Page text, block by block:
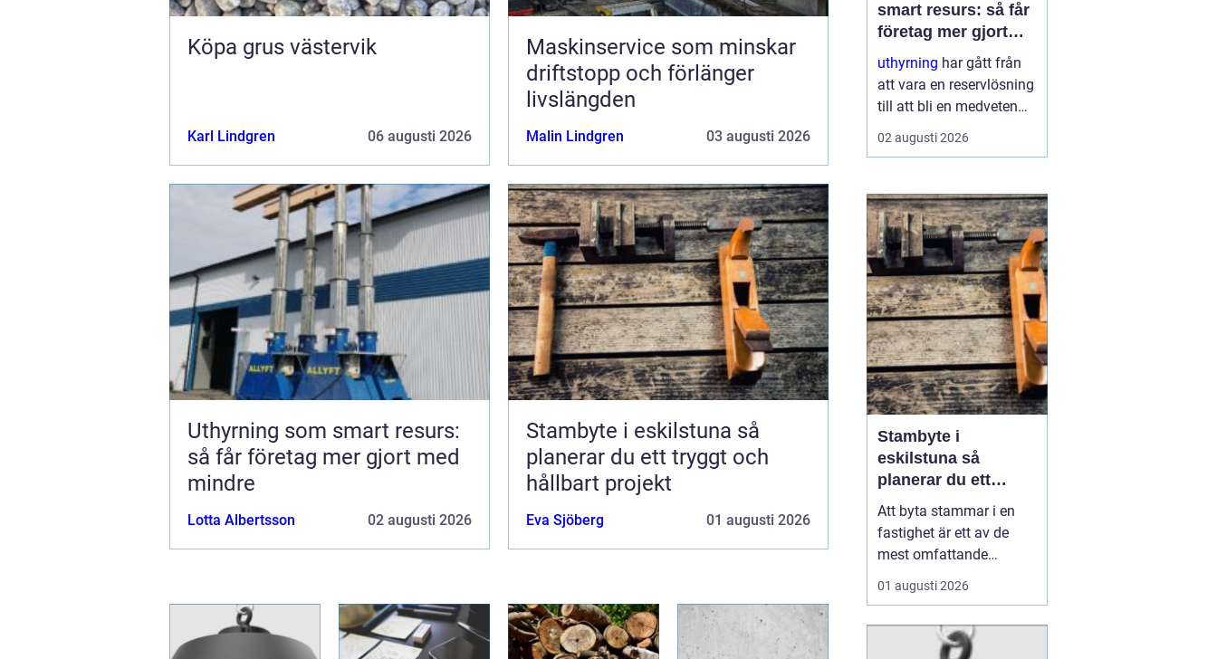
Köpa grus västervik
Karl Lindgren 06 augusti 2026
Maskinservice som minskar
driftstopp och förlänger
livslängden
Malin Lindgren 03 augusti 2026
Uthyrning som smart resurs:
så får företag mer gjort med
mindre
Lotta Albertsson 02 augusti 2026
Stambyte i eskilstuna så
planerar du ett tryggt och
hållbart projekt
Eva Sjöberg 01 augusti 2026
smart resurs: så får
företag mer gjort
med mindre
uthyrning har gått från
att vara en reservlösning
till att bli en medveten
strategi för många
företag. I stället för att
utrustning väljer allt fler
att hyra. Det frigör både
pengar o...
02 augusti 2026
Stambyte i
eskilstuna så
planerar du ett
tryggt och hållbart
projekt
Att byta stammar i en
fastighet är ett av de
mest omfattande
ingreppen som kan
göras i ett hus.
nödvändig åtgärd för att
01 augusti 2026